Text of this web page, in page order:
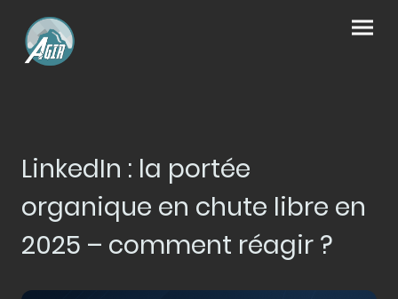
LinkedIn : la portée
organique en chute libre en
2025 – comment réagir ?